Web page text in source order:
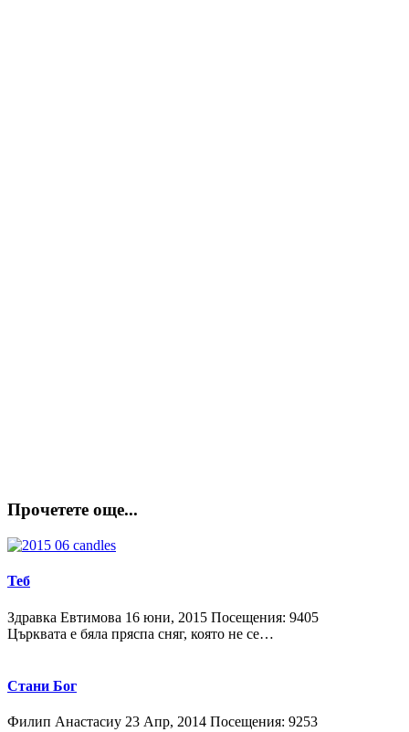
Прочетете още...
Теб
Здравка Евтимова 16 юни, 2015 Посещения: 9405
Църквата е бяла пряспа сняг, която не се…
Стани Бог
Филип Анастасиу 23 Апр, 2014 Посещения: 9253